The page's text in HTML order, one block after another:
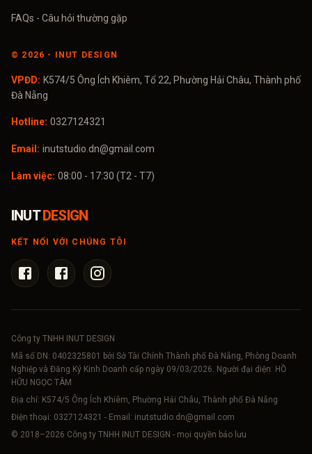
FAQs - Câu hỏi thường gặp
© 2026 - INUT DESIGN
VPĐD: K574/5 Ông Ích Khiêm, Tổ 22, Phường Hải Châu, Thành phố
Đà Nẵng
Hotline: 0327124321
Email: inutstudio.dn@gmail.com
Làm việc: 08:00 - 17:30 (T2 - T7)
INUT DESIGN
KẾT NỐI VỚI CHÚNG TÔI
Công ty TNHH INUT DESIGN
Mã số DN: 0402325801
bởi Sở Tài Chính Thành phố Đà Nẵng, Phòng Doanh
Nghiệp và Đăng Ký Kinh Doanh cấp ngày 09/03/2026. Người đại diện: HỒ
HỮU NGỌC TÂM
Địa chỉ: K574/5 Ông Ích Khiêm, Phường Hải Châu, Thành phố Đà Nẵng
Điện thoại: 0327124321 - Email: inutstudio.dn@gmail.com
© 2018–2026 Công ty TNHH INUT DESIGN - mọi quyền bảo lưu